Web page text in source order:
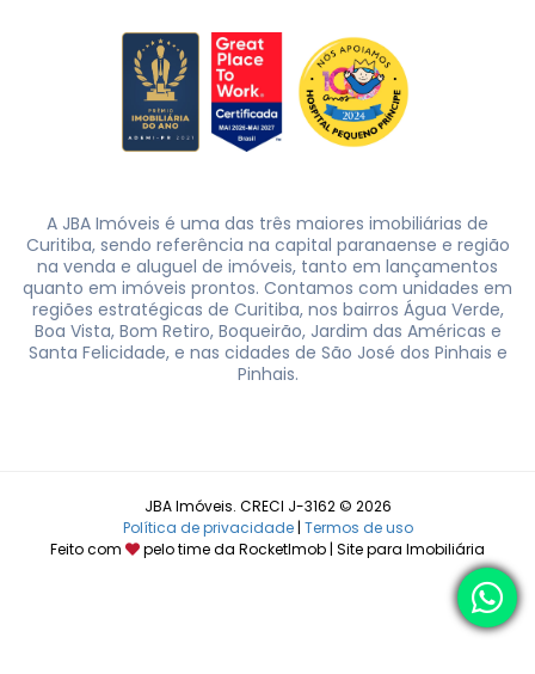
A JBA Imóveis é uma das três maiores imobiliárias de
Curitiba, sendo referência na capital paranaense e região
na venda e aluguel de imóveis, tanto em lançamentos
quanto em imóveis prontos. Contamos com unidades em
regiões estratégicas de Curitiba, nos bairros Água Verde,
Boa Vista, Bom Retiro, Boqueirão, Jardim das Américas e
Santa Felicidade, e nas cidades de São José dos Pinhais e
Pinhais.
JBA Imóveis. CRECI J-3162 © 2026
Política de privacidade| Termos de uso
Feito com
pelo time da RocketImob | Site para Imobiliária